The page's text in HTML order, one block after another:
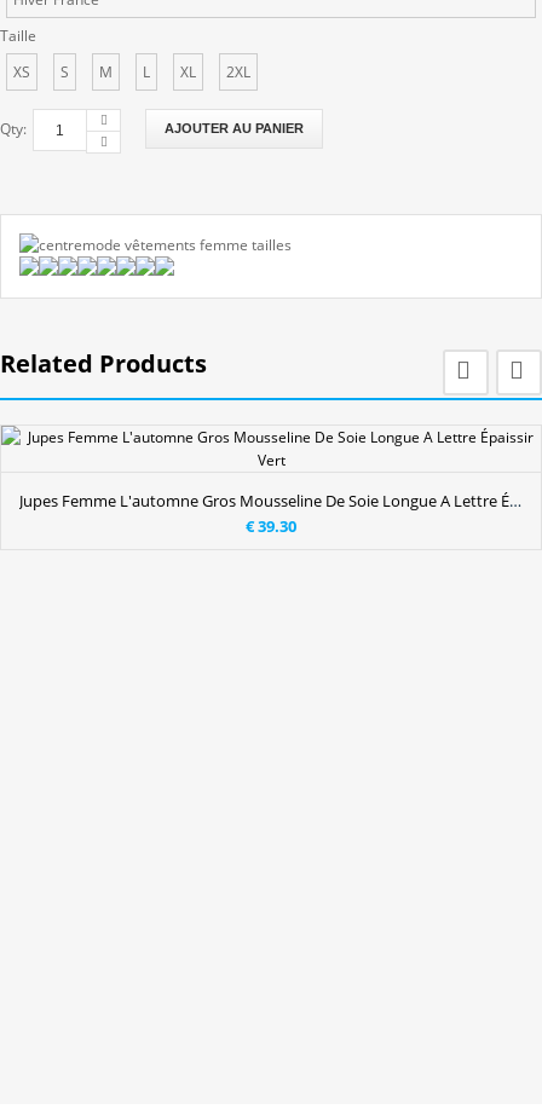
Taille
XS
S M L XL 2XL
Qty: AJOUTER AU PANIER
Related Products
Jupes Femme L'automne Gros Mousseline De Soie Longue A Lettre Épaissir Vert
€ 39.30